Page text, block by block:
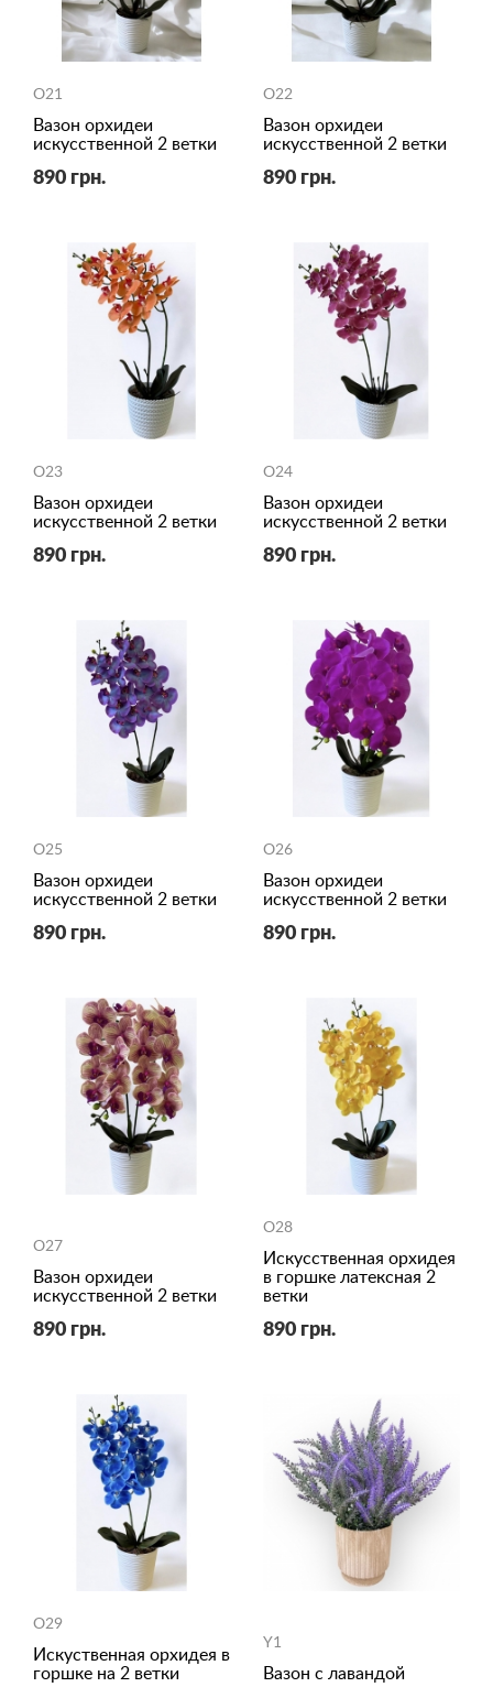
O21
Вазон орхидеи
искусственной 2 ветки
890 грн.
O22
Вазон орхидеи
искусственной 2 ветки
890 грн.
O23
Вазон орхидеи
искусственной 2 ветки
890 грн.
O24
Вазон орхидеи
искусственной 2 ветки
890 грн.
O25
Вазон орхидеи
искусственной 2 ветки
890 грн.
O26
Вазон орхидеи
искусственной 2 ветки
890 грн.
O27
Вазон орхидеи
искусственной 2 ветки
890 грн.
O28
Искусственная орхидея
в горшке латексная 2
ветки
890 грн.
O29
Искуственная орхидея в
горшке на 2 ветки
Y1
Вазон с лавандой